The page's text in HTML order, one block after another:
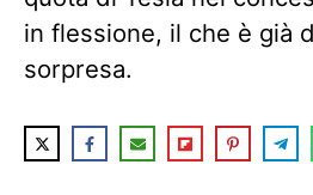
in flessione, il che è già
sorpresa.